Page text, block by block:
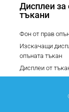
Дисплеи за
тъкани
Фон от прав
Изскачащи
опъната тъкан
Дисплеи от